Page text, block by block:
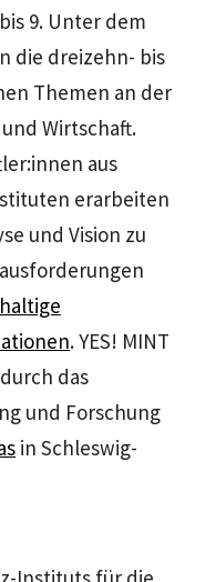
9. Unter dem
die dreizehn- bis
Themen an der
Wirtschaft.
aus
erarbeiten
und Vision zu
. YES! MINT
das
und Forschung
in Schleswig-